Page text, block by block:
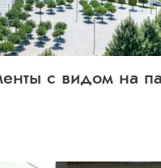
с видом на